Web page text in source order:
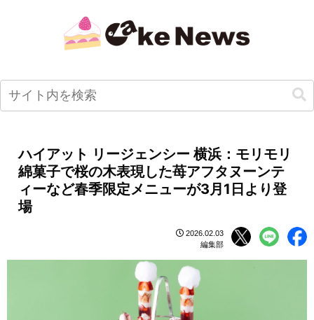
ハイアット リージェンシー 横浜：モリモリ
綿菓子で桜の木表現した苺アフタヌーンテ
ィーなど春季限定メニューが3月1日より登
場
2026.02.03
編集部